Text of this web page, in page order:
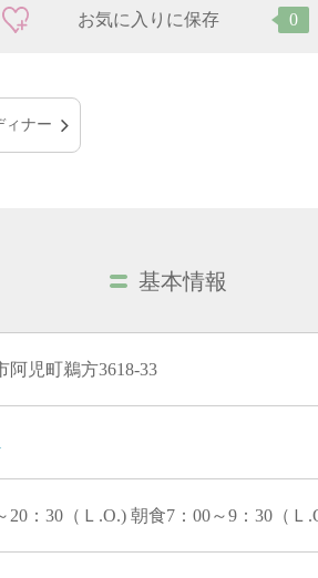
お気に入りに保存 0
ィナー
基本情報
阿児町鵜方3618-33
20：30（Ｌ.O.) 朝食7：00～9：30（Ｌ